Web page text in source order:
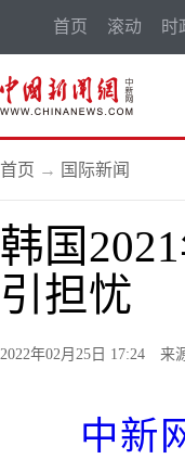
首页 滚动 时
首页 → 国际新闻
韩国
引担忧
2022年02月25日 17:24 来
中新